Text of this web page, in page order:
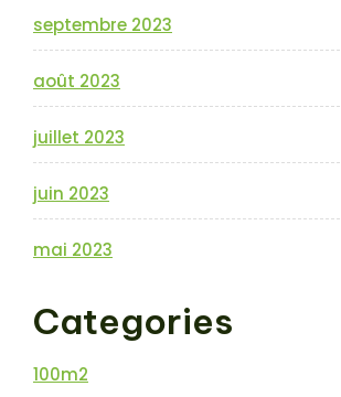
septembre 2023
août 2023
juillet 2023
juin 2023
mai 2023
Categories
100m2